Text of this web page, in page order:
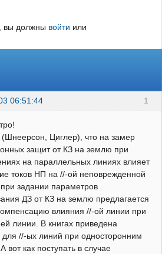
вы должны войти или
1
06:51:44
(Шнеерсон, Циглер), что на замер
защит от КЗ на землю при
на параллельных линиях влияет
токов НП на //-ой неповрежденной
задании параметров
ДЗ от КЗ на землю предлагается
влияния //-ой линии при
линии. В книгах приведена
//-ых линий при односторонним
вот как поступать в случае